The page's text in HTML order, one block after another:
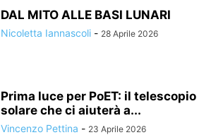
DAL MITO ALLE BASI LUNARI
Nicoletta Iannascoli - 28 Aprile 2026
Prima luce per PoET: il telescopio
solare che ci aiuterà a...
Vincenzo Pettina - 23 Aprile 2026